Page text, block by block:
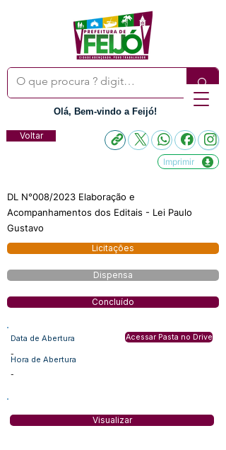
Olá, Bem-vindo a Feijó!
Voltar
Imprimir
DL N°008/2023 Elaboração e
Acompanhamentos dos Editais - Lei Paulo
Gustavo
Licitações
Dispensa
Concluído
Data de Abertura
-
Hora de Abertura
-
Acessar Pasta no Drive
Visualizar